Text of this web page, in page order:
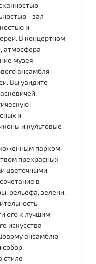
-
- зал
и
В концертном
атмосфера
музея
ансамбля -
Вы увидите
и
и культовые
парком.
прекрасных
цветочными
в
рельефа, зелени,
его к лучшим
искусства
ансамблю
собор,
стиле